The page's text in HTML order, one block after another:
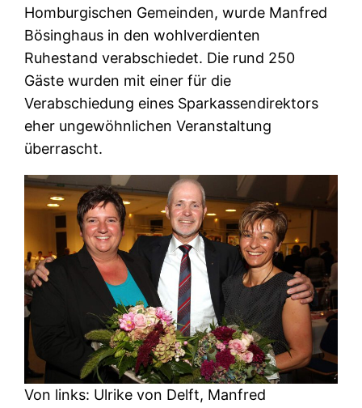
Homburgischen Gemeinden, wurde Manfred
Bösinghaus in den wohlverdienten
Ruhestand verabschiedet. Die rund 250
Gäste wurden mit einer für die
Verabschiedung eines Sparkassendirektors
eher ungewöhnlichen Veranstaltung
überrascht.
Von links: Ulrike von Delft, Manfred